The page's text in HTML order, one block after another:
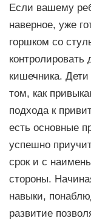
Если вашему
наверное, уже
горшком со
контролировать
кишечника.
том, как
подхода к
есть ocнoвныe
успешно
срок и с
стороны.
навыки,
развитие